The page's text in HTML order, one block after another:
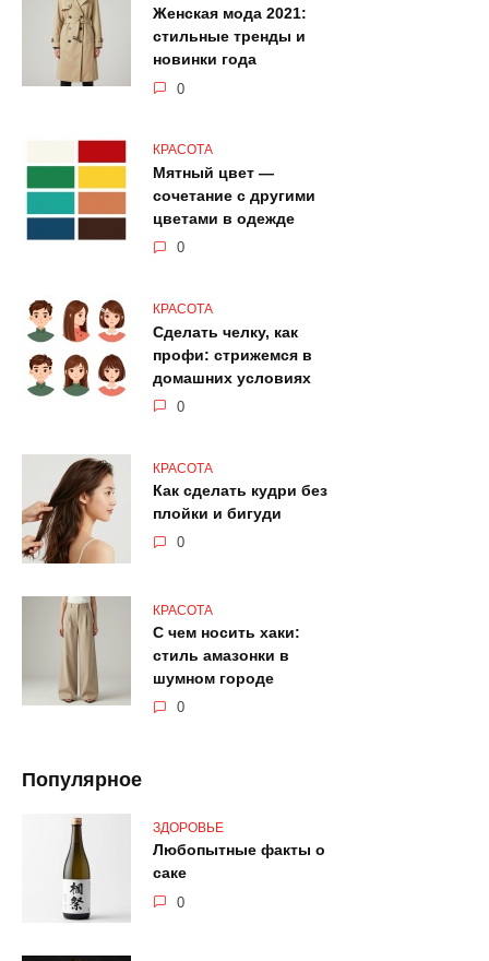
Женская мода 2021:
стильные тренды и
новинки года
0
КРАСОТА
Мятный цвет —
сочетание с другими
цветами в одежде
0
КРАСОТА
Сделать челку, как
профи: стрижемся в
домашних условиях
0
КРАСОТА
Как сделать кудри без
плойки и бигуди
0
КРАСОТА
С чем носить хаки:
стиль амазонки в
шумном городе
0
Популярное
ЗДОРОВЬЕ
Любопытные факты о
саке
0